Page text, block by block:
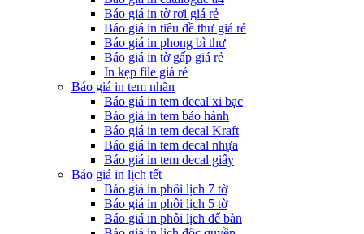
Báo giá in tờ rơi giá rẻ
Báo giá in tiêu đề thư giá rẻ
Báo giá in phong bì thư
Báo giá in tờ gấp giá rẻ
In kẹp file giá rẻ
Báo giá in tem nhãn
Báo giá in tem decal xi bạc
Báo giá in tem bảo hành
Báo giá in tem decal Kraft
Báo giá in tem decal nhựa
Báo giá in tem decal giấy
Báo giá in lịch tết
Báo giá in phôi lịch 7 tờ
Báo giá in phôi lịch 5 tờ
Báo giá in phôi lịch để bàn